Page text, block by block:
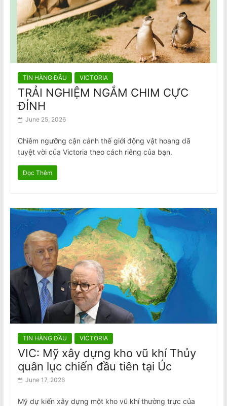
TIN HÀNG ĐẦU VICTORIA
TRẢI NGHIỆM NGẮM CHIM CỰC
ĐỈNH
June 25, 2026
Chiêm ngưỡng cận cảnh thế giới động vật hoang dã
tuyệt vời của Victoria theo cách riêng của bạn.
Đọc Thêm
TIN HÀNG ĐẦU VICTORIA
VIC: Mỹ xây dựng kho vũ khí Thủy
quân lục chiến đầu tiên tại Úc
June 17, 2026
Mỹ dự kiến xây dựng một kho vũ khí thường trực của